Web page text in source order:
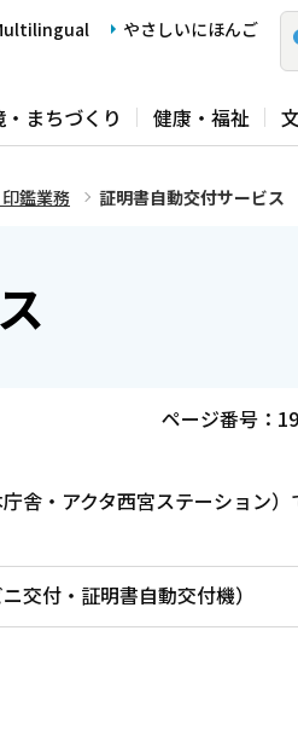
やさしいにほんご
まちづくり 健康・福祉
鑑業務 証明書自動交付サービス
ページ番号：
舎・アクタ西宮ステーション
交付・証明書自動交付機）